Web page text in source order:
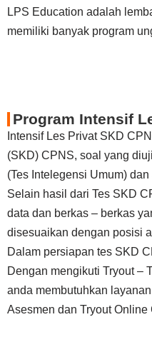
LPS Education adalah
memiliki banyak program
Program Intensif
Intensif Les Privat SKD
(SKD) CPNS, soal yang
(Tes Intelegensi Umum)
Selain hasil dari Tes SKD
data dan berkas – berkas
disesuaikan dengan posisi
Dalam persiapan tes SKD
Dengan mengikuti Tryout –
anda membutuhkan
Asesmen dan Tryout